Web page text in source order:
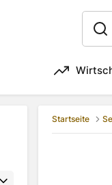
Startseite